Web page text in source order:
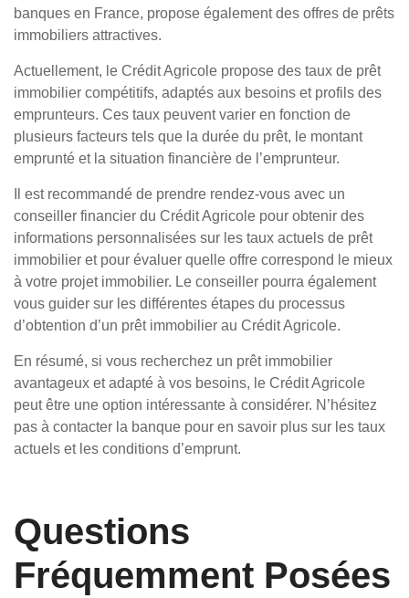
banques en France, propose également des offres de prêts
immobiliers attractives.
Actuellement, le Crédit Agricole propose des taux de prêt
immobilier compétitifs, adaptés aux besoins et profils des
emprunteurs. Ces taux peuvent varier en fonction de
plusieurs facteurs tels que la durée du prêt, le montant
emprunté et la situation financière de l’emprunteur.
Il est recommandé de prendre rendez-vous avec un
conseiller financier du Crédit Agricole pour obtenir des
informations personnalisées sur les taux actuels de prêt
immobilier et pour évaluer quelle offre correspond le mieux
à votre projet immobilier. Le conseiller pourra également
vous guider sur les différentes étapes du processus
d’obtention d’un prêt immobilier au Crédit Agricole.
En résumé, si vous recherchez un prêt immobilier
avantageux et adapté à vos besoins, le Crédit Agricole
peut être une option intéressante à considérer. N’hésitez
pas à contacter la banque pour en savoir plus sur les taux
actuels et les conditions d’emprunt.
Questions
Fréquemment Posées